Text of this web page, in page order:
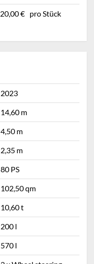
20,00 € pro Stück
2023
14,60 m
4,50 m
2,35 m
80 PS
102,50 qm
10,60 t
200 l
570 l